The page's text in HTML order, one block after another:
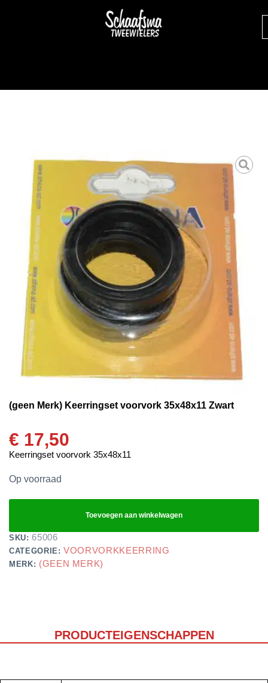
(geen Merk) Keerringset voorvork 35x48x11 Zwart
€ 17,50
Keerringset voorvork 35x48x11
Op voorraad
Toevoegen aan winkelwagen
SKU:65006
CATEGORIE:VOORVORKKEERRING
MERK: (GEEN MERK)
PRODUCTEIGENSCHAPPEN